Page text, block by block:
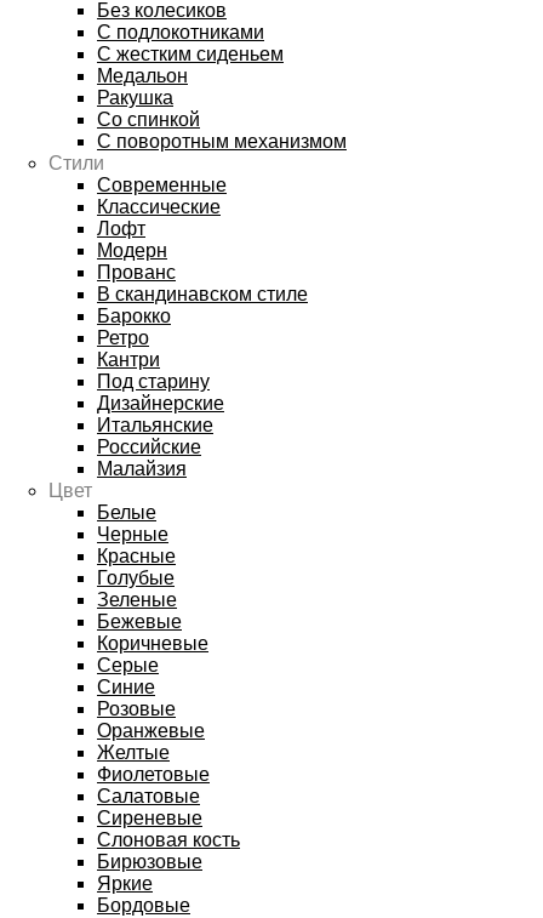
Без колесиков
С подлокотниками
С жестким сиденьем
Медальон
Ракушка
Со спинкой
С поворотным механизмом
Стили
Современные
Классические
Лофт
Модерн
Прованс
В скандинавском стиле
Барокко
Ретро
Кантри
Под старину
Дизайнерские
Итальянские
Российские
Малайзия
Цвет
Белые
Черные
Красные
Голубые
Зеленые
Бежевые
Коричневые
Серые
Синие
Розовые
Оранжевые
Желтые
Фиолетовые
Салатовые
Сиреневые
Слоновая кость
Бирюзовые
Яркие
Бордовые